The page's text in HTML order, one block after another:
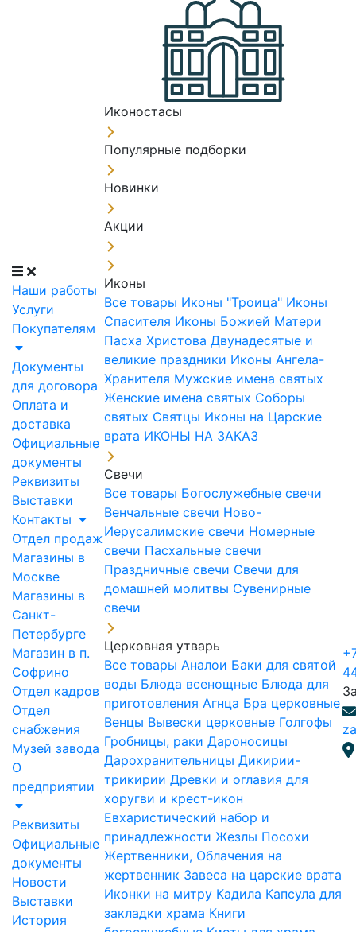
Наши работы
Услуги
Покупателям
Документы
для договора
Оплата и
доставка
Официальные
документы
Реквизиты
Выставки
Контакты
Отдел продаж
Магазины в
Москве
Магазины в
Санкт-
Петербурге
Магазин в п.
Софрино
Отдел кадров
Отдел
снабжения
Музей завода
О
предприятии
Реквизиты
Официальные
документы
Новости
Выставки
История
Иконостасы
Популярные подборки
Новинки
Акции
Иконы
Все товары Иконы "Троица" Иконы
Спасителя Иконы Божией Матери
Пасха Христова Двунадесятые и
великие праздники Иконы Ангела-
Хранителя Мужские имена святых
Женские имена святых Соборы
святых Святцы Иконы на Царские
врата ИКОНЫ НА ЗАКАЗ
Свечи
Все товары Богослужебные свечи
Венчальные свечи Ново-
Иерусалимские свечи Номерные
свечи Пасхальные свечи
Праздничные свечи Свечи для
домашней молитвы Сувенирные
свечи
Церковная утварь
Все товары Аналои Баки для святой
воды Блюда всенощные Блюда для
приготовления Агнца Бра церковные
Венцы Вывески церковные Голгофы
Гробницы, раки Дароносицы
Дарохранительницы Дикирии-
трикирии Древки и оглавия для
хоругви и крест-икон
Евхаристический набор и
принадлежности Жезлы Посохи
Жертвенники, Облачения на
жертвенник Завеса на царские врата
Иконки на митру Кадила Капсула для
закладки храма Книги